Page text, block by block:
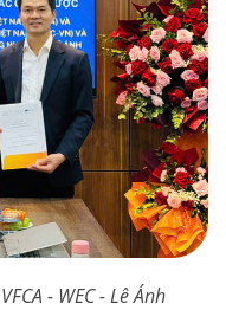
- WEC - Lê Ánh